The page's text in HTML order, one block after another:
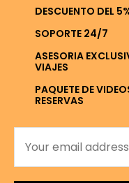
DESCUENTO DEL
SOPORTE 24/7
ASESORIA
VIAJES
PAQUETE DE
RESERVAS